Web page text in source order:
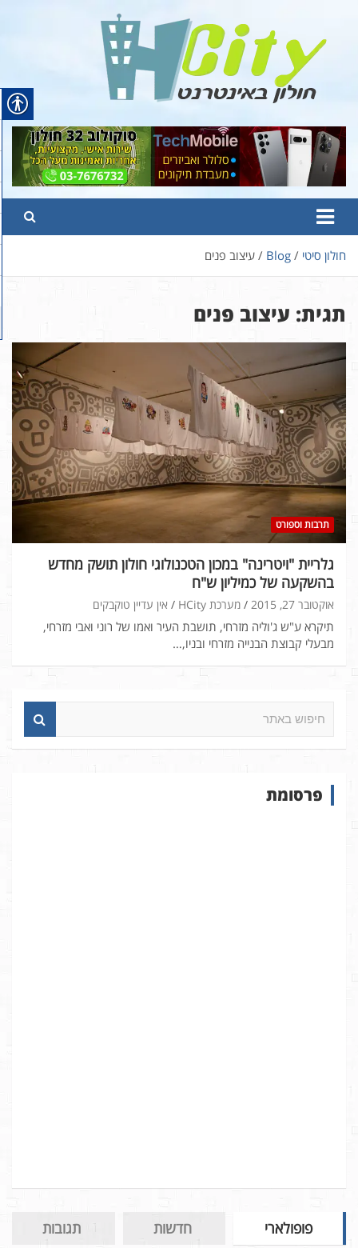
content
Hcity – חולון באינטרנט
פורטל החדשות והמידע של חולון
חולון סיטי Blog עיצוב פנים
תגית: עיצוב פנים
תרבות וספורט
גלריית "ויטרינה" במכון הטכנולוגי חולון תושק מחדש
בהשקעה של כמיליון ש"ח
אוקטובר 27, 2015 מערכת HCity אין עדיין טוקבקים
תיקרא ע"ש ג'וליה מזרחי, תושבת העיר ואמו של רוני ואבי מזרחי,
מבעלי קבוצת הבנייה מזרחי ובניו,…
א
פרסומת
פופולארי חדשות תגובות